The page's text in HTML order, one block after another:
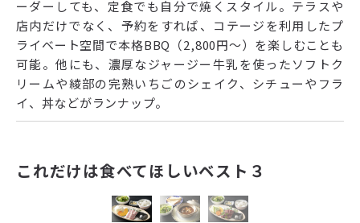
ーダーしても、定食でも自分で焼くスタイル。テラスや
店内だけでなく、予約をすれば、コテージを利用したプ
ライベート空間で本格BBQ（2,800円〜）を楽しむことも
可能。他にも、濃厚なジャージー牛乳を使ったソフトク
リームや綾部の完熟いちごのシェイク、シチューやフラ
イ、丼などがランナップ。
これだけは食べてほしいベスト３